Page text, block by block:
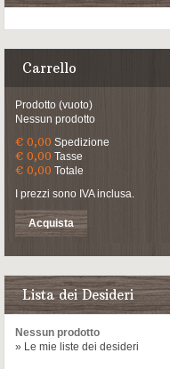
Carrello
Prodotto (vuoto)
Nessun prodotto
€ 0,00 Spedizione
€ 0,00 Tasse
€ 0,00 Totale
I prezzi sono IVA inclusa.
Acquista
Lista dei Desideri
Nessun prodotto
» Le mie liste dei desideri